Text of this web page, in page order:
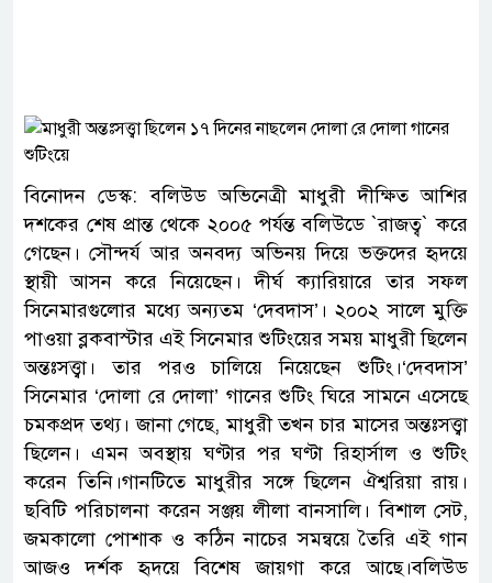
বিনোদন ডেস্ক: বলিউড অভিনেত্রী মাধুরী দীক্ষিত আশির
দশকের শেষ প্রান্ত থেকে ২০০৫ পর্যন্ত বলিউডে ‍‍`রাজত্ব‍‍` করে
গেছেন। সৌন্দর্য আর অনবদ্য অভিনয় দিয়ে ভক্তদের হৃদয়ে
স্থায়ী আসন করে নিয়েছেন। দীর্ঘ ক্যারিয়ারে তার সফল
সিনেমারগুলোর মধ্যে অন্যতম ‘দেবদাস’। ২০০২ সালে মুক্তি
পাওয়া ব্লকবাস্টার এই সিনেমার শুটিংয়ের সময় মাধুরী ছিলেন
অন্তঃসত্ত্বা। তার পরও চালিয়ে নিয়েছেন শুটিং।‘দেবদাস’
সিনেমার ‘দোলা রে দোলা’ গানের শুটিং ঘিরে সামনে এসেছে
চমকপ্রদ তথ্য। জানা গেছে, মাধুরী তখন চার মাসের অন্তঃসত্ত্বা
ছিলেন। এমন অবস্থায় ঘণ্টার পর ঘণ্টা রিহার্সাল ও শুটিং
করেন তিনি।গানটিতে মাধুরীর সঙ্গে ছিলেন ঐশ্বরিয়া রায়।
ছবিটি পরিচালনা করেন সঞ্জয় লীলা বানসালি। বিশাল সেট,
জমকালো পোশাক ও কঠিন নাচের সমন্বয়ে তৈরি এই গান
আজও দর্শক হৃদয়ে বিশেষ জায়গা করে আছে।বলিউড